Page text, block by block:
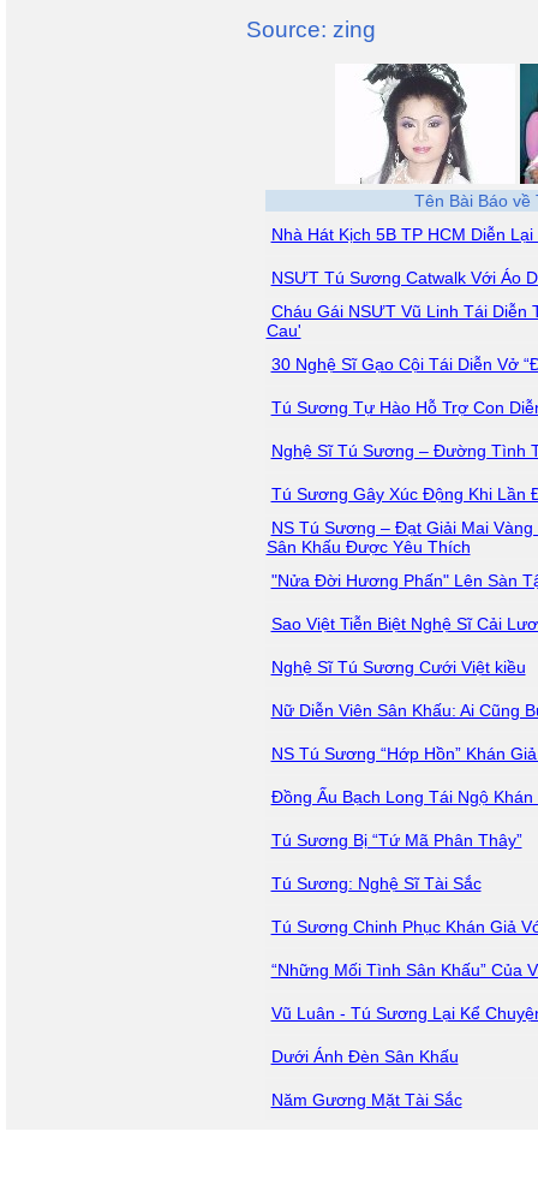
Source: zing
Tên Bài Báo về
Nhà Hát Kịch 5B TP HCM Diễn
NSƯT Tú Sương Catwalk Với Áo
Cháu Gái NSƯT Vũ Linh Tái Diễn
Cau'
30 Nghệ Sĩ Gạo Cội Tái Diễn Vở
Tú Sương Tự Hào Hỗ Trợ Con
Nghệ Sĩ Tú Sương – Đường Tình
Tú Sương Gây Xúc Động Khi Lần
NS Tú Sương – Đạt Giải Mai
Sân Khấu Được Yêu Thích
"Nửa Đời Hương Phấn" Lên Sàn
Sao Việt Tiễn Biệt Nghệ Sĩ Cải
Nghệ Sĩ Tú Sương Cưới Việt kiều
Nữ Diễn Viên Sân Khấu: Ai Cũng
NS Tú Sương “Hớp Hồn” Khán
Đồng Ấu Bạch Long Tái Ngộ Khán
Tú Sương Bị “Tứ Mã Phân Thây”
Tú Sương: Nghệ Sĩ Tài Sắc
Tú Sương Chinh Phục Khán Giả
“Những Mối Tình Sân Khấu” Của
Vũ Luân - Tú Sương Lại Kể
Dưới Ánh Đèn Sân Khấu
Năm Gương Mặt Tài Sắc